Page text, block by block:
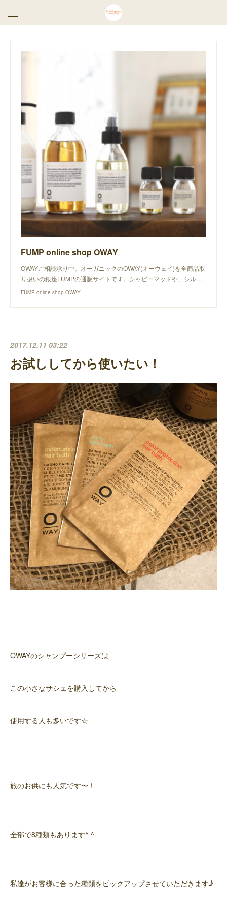
FUMP online shop OWAY
OWAYご相談承り中。オーガニックのOWAY(オーウェイ)を全商品取
り扱いの銀座FUMPの通販サイトです。シャビーマッドや、シル…
FUMP online shop OWAY
2017.12.11 03:22
お試ししてから使いたい！
OWAYのシャンプーシリーズは
この小さなサシェを購入してから
使用する人も多いです☆
旅のお供にも人気です〜！
全部で8種類もあります^ ^
私達がお客様に合った種類をピックアップさせていただきます♪